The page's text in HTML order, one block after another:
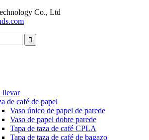
Co., Ltd
llevar
de café de papel
Vaso único de papel de parede
Vaso de papel dobre parede
Tapa de taza de café CPLA
Tapa de taza de café de bagazo